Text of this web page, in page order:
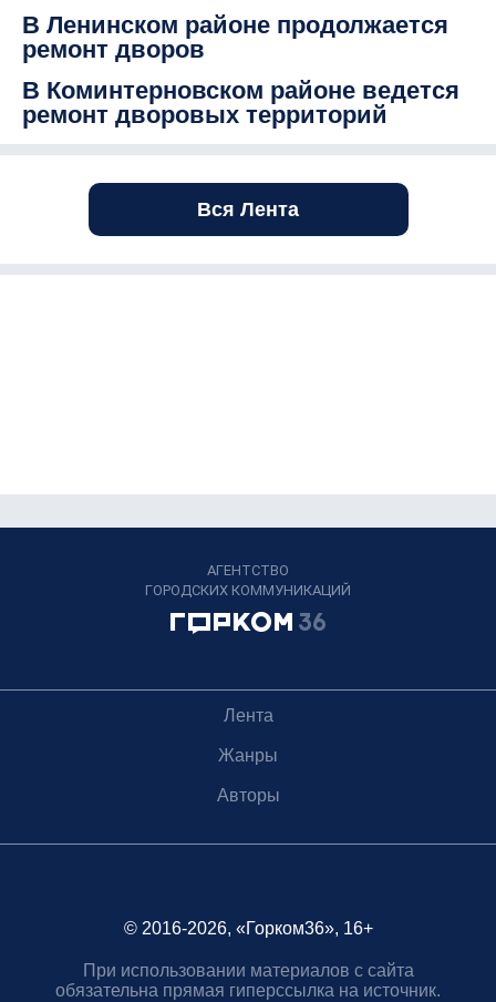
В Ленинском районе продолжается
ремонт дворов
В Коминтерновском районе ведется
ремонт дворовых территорий
Вся Лента
АГЕНТСТВО
ГОРОДСКИХ КОММУНИКАЦИЙ
Лента
Жанры
Авторы
© 2016-2026, «Горком36», 16+
При использовании материалов с сайта
обязательна прямая гиперссылка на источник.